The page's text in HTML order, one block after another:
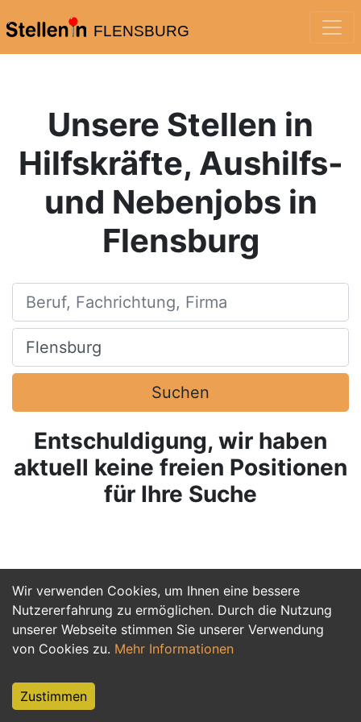
FLENSBURG
Wir verwenden Cookies, um Ihnen eine bessere
Nutzererfahrung zu ermöglichen. Durch die Nutzung
unserer Webseite stimmen Sie unserer Verwendung
von Cookies zu. Mehr Informationen
Zustimmen
Unsere Stellen in
Hilfskräfte, Aushilfs-
und Nebenjobs in
Flensburg
Beruf, Fachrichtung, Firma
Ort, Stadt
Suchen
Entschuldigung, wir haben
aktuell keine freien Positionen
für Ihre Suche